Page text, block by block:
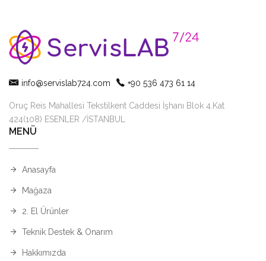
info@servislab724.com +90 536 473 61 14
Oruç Reis Mahallesi Tekstilkent Caddesi İşhanı Blok 4.Kat
424(108) ESENLER /İSTANBUL
MENÜ
Anasayfa
Mağaza
2. El Ürünler
Teknik Destek & Onarım
Hakkımızda